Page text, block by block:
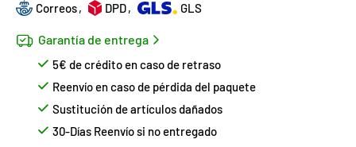
Correos
DPD GLS
Garantía de entrega
5€ de crédito en caso de retraso
Reenvío en caso de pérdida del paquete
Sustitución de artículos dañados
30-Días Reenvío si no entregado